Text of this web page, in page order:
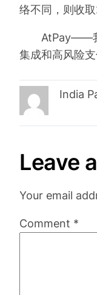
络不同，则收
AtPay——我们
集成和高风险
India
Leave
Your email
Comment *